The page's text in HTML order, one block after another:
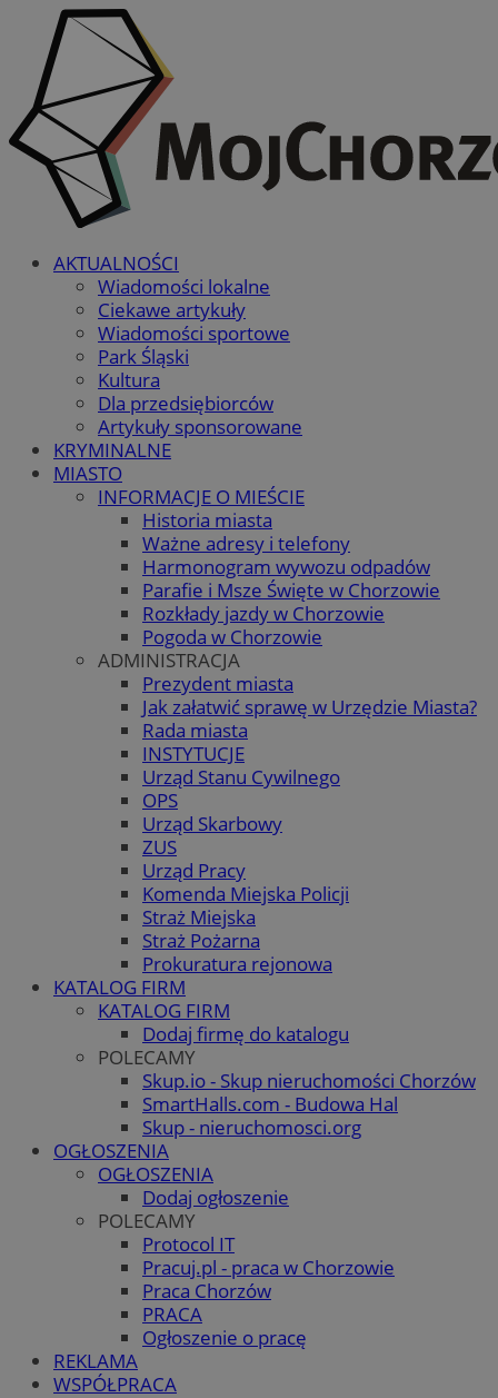
AKTUALNOŚCI
Wiadomości lokalne
Ciekawe artykuły
Wiadomości sportowe
Park Śląski
Kultura
Dla przedsiębiorców
Artykuły sponsorowane
KRYMINALNE
MIASTO
INFORMACJE O MIEŚCIE
Historia miasta
Ważne adresy i telefony
Harmonogram wywozu odpadów
Parafie i Msze Święte w Chorzowie
Rozkłady jazdy w Chorzowie
Pogoda w Chorzowie
ADMINISTRACJA
Prezydent miasta
Jak załatwić sprawę w Urzędzie Miasta?
Rada miasta
INSTYTUCJE
Urząd Stanu Cywilnego
OPS
Urząd Skarbowy
ZUS
Urząd Pracy
Komenda Miejska Policji
Straż Miejska
Straż Pożarna
Prokuratura rejonowa
KATALOG FIRM
KATALOG FIRM
Dodaj firmę do katalogu
POLECAMY
Skup.io - Skup nieruchomości Chorzów
SmartHalls.com - Budowa Hal
Skup - nieruchomosci.org
OGŁOSZENIA
OGŁOSZENIA
Dodaj ogłoszenie
POLECAMY
Protocol IT
Pracuj.pl - praca w Chorzowie
Praca Chorzów
PRACA
Ogłoszenie o pracę
REKLAMA
WSPÓŁPRACA